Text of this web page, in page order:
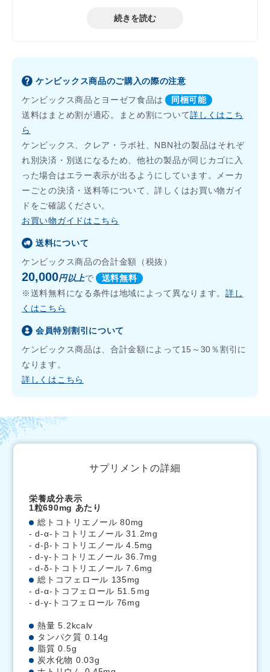
続きを読む
ケンビックス商品のご購入の際の注意
ケンビックス商品とヨーゼフ食品は
同梱可能
送料はまとめ割が適応。まとめ割について詳しくはこち
ら
ケンビックス、クレア・ラボ社、NBN社の製品はそれぞ
れ別決済・別送になるため、他社の製品が同じカゴに入
った場合はエラー表示が出るようにしています。メーカ
ーごとの決済・送料等について、詳しくはお買い物ガイ
ドをご確認ください。
お買い物ガイドはこちら
送料について
ケンビックス商品の合計金額（税抜）
20,000円以上で
送料無料
※送料無料になる条件は地域によって異なります。詳し
くはこちら
会員特別割引について
ケンビックス商品は、合計金額によって15～30％割引に
なります。
詳しくはこちら
サプリメントの詳細
栄養成分表示
1粒690mg あたり
総トコトリエノール 80mg
- d-α-トコトリエノール 31.2mg
- d-β-トコトリエノール 4.5mg
- d-γ-トコトリエノール 36.7mg
- d-δ-トコトリエノール 7.6mg
総トコフェロール 135mg
- d-α-トコフェロール 51.5ｍg
- d-γ-トコフェロール 76mg
熱量 5.2kcalv
タンパク質 0.14g
脂質 0.5g
炭水化物 0.03g